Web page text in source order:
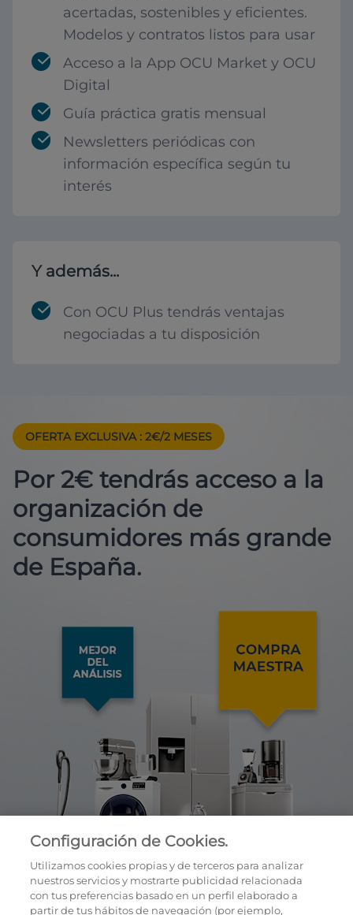
acertadas, sostenibles y eficientes.
Modelos y contratos listos para usar
Acceso a la App OCU Market y OCU
Digital
Guía práctica gratis mensual
Newsletters periódicas con
información específica según tu
interés
Y además...
Con OCU Plus tendrás ventajas
negociadas a tu disposición
OFERTA EXCLUSIVA : 2€/2 MESES
Por 2€ tendrás acceso a la
organización de
consumidores más grande
de España.
Configuración de Cookies.
Utilizamos cookies propias y de terceros para analizar
nuestros servicios y mostrarte publicidad relacionada
con tus preferencias basado en un perfil elaborado a
partir de tus hábitos de navegación (por ejemplo,